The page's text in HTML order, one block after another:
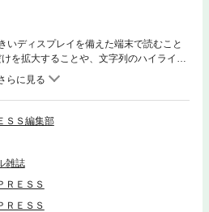
いディスプレイを備えた端末で読むこと
を拡大することや、文字列のハイライ
の機能が使用できません。40オヤジと大
特集は「日本人のひとりH 大人女子
について徹底リサーチ！ 大人のおもち
々と、明かされるひとりHの実態をレポ
ＳＳ編集部
雑誌
ＲＥＳＳ
ＲＥＳＳ